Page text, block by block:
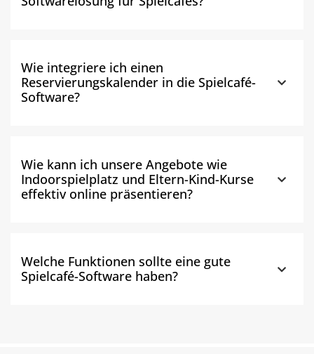
Wie integriere ich einen
Reservierungskalender in die Spielcafé-
Software?
Wie kann ich unsere Angebote wie
Indoorspielplatz und Eltern-Kind-Kurse
effektiv online präsentieren?
Welche Funktionen sollte eine gute
Spielcafé-Software haben?